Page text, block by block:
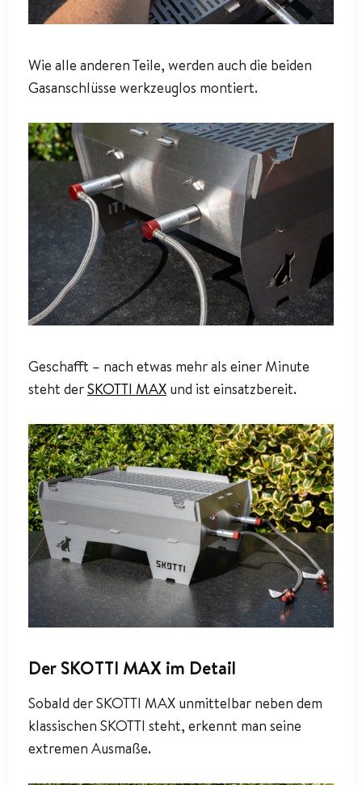
Wie alle anderen Teile, werden auch die beiden
Gasanschlüsse werkzeuglos montiert.
Geschafft – nach etwas mehr als einer Minute
steht derSKOTTI MAX und ist einsatzbereit.
Der SKOTTI MAX im Detail
Sobald der SKOTTI MAX unmittelbar neben dem
klassischen SKOTTI steht, erkennt man seine
extremen Ausmaße.